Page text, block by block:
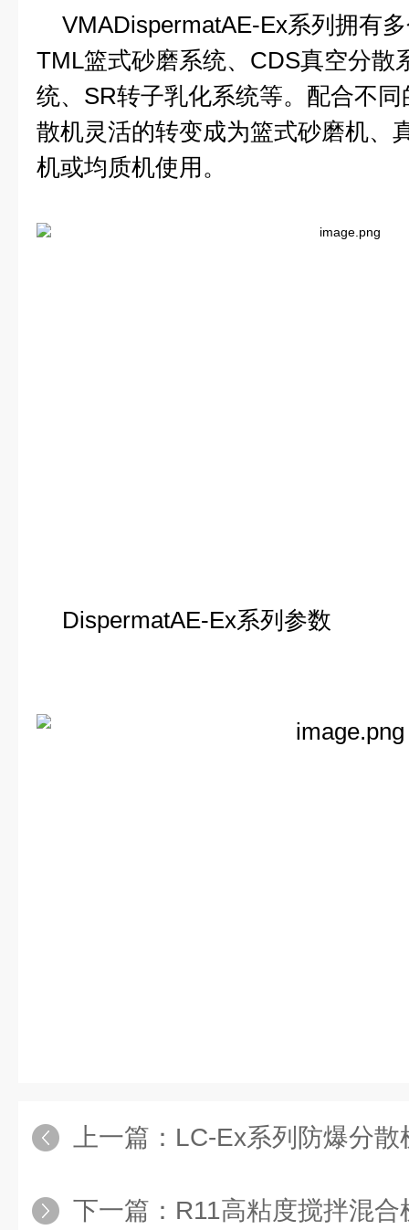
VMADispermatAE-Ex系列拥有
TML篮式砂磨系统、CDS真空分散
统、SR转子乳化系统等。配合不
散机灵活的转变成为篮式砂磨机、
机或均质机使用。
DispermatAE-Ex系列参数
上一篇： LC-Ex系列防爆分散
下一篇： R11高粘度搅拌混合